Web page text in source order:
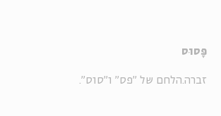
פָּסוּס
זברה.הלחם של "פס" ו"סוס".